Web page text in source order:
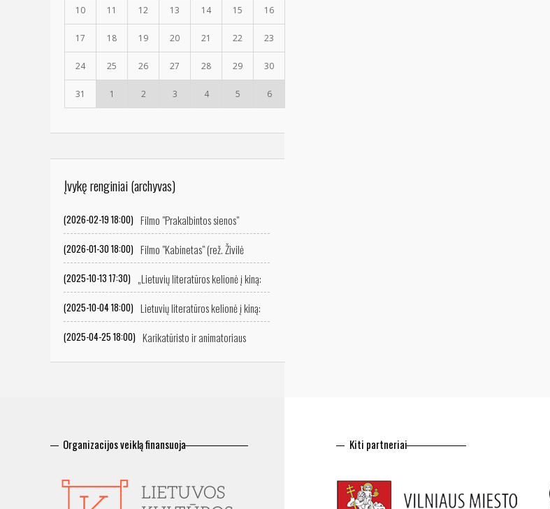
10 11 12 13 14 15 16
17 18 19 20 21 22 23
24 25 26 27 28 29 30
31 1 2 3 4 5 6
Įvykę renginiai (archyvas)
(2026-02-19 18:00) Filmo "Prakalbintos sienos"
(2026-01-30 18:00) Filmo "Kabinetas" (rež. Živilė
(2025-10-13 17:30) „Lietuvių literatūros kelionė į kiną:
(2025-10-04 18:00) Lietuvių literatūros kelionė į kiną:
(2025-04-25 18:00) Karikatūristo ir animatoriaus
Vitalijaus Suchockio retrospektyvinė filmų programa
Organizacijos veiklą finansuoja Kiti partneriai